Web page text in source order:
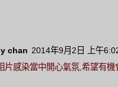
chan 2014年9月2日 上午
片感染當中開心氣氛,希望有機